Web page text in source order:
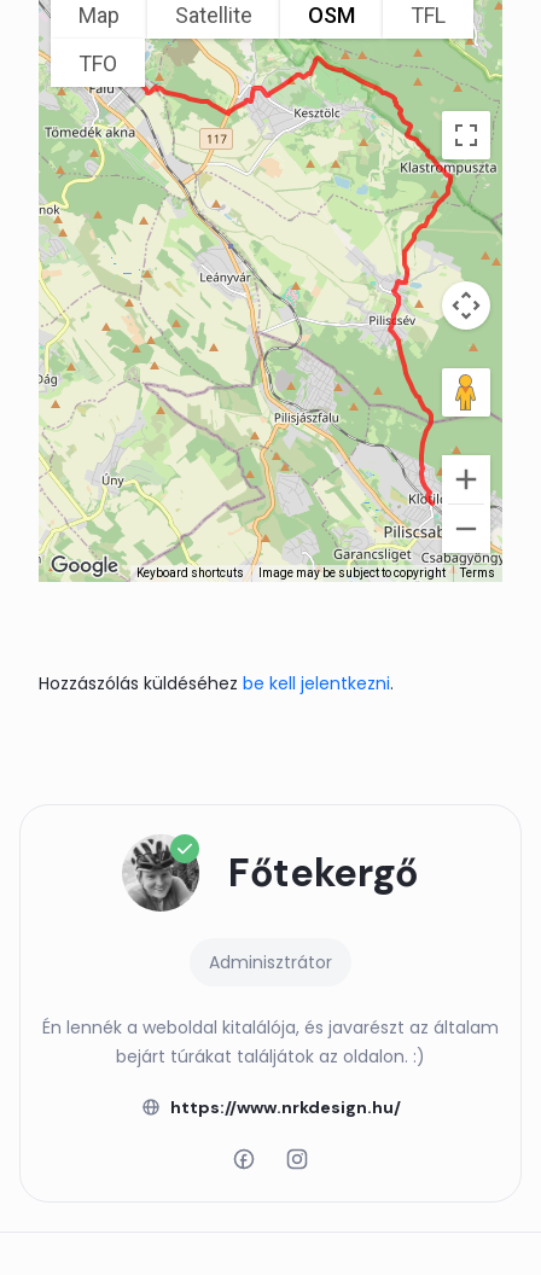
Map Satellite OSM
TFL
TFO
Keyboard shortcuts Image may be subject to copyright Terms
Főtekergő
Adminisztrátor
Én lennék a weboldal kitalálója, és javarészt az általam
bejárt túrákat találjátok az oldalon. :)
https://www.nrkdesign.hu/
Hozzászólás küldéséhez be kell jelentkezni.